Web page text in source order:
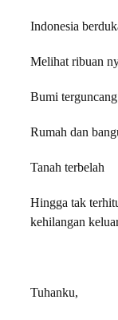
Indonesia
Melihat ribuan
Bumi
Rumah dan
Tanah terbelah
Hingga tak
kehilangan
Tuhanku,